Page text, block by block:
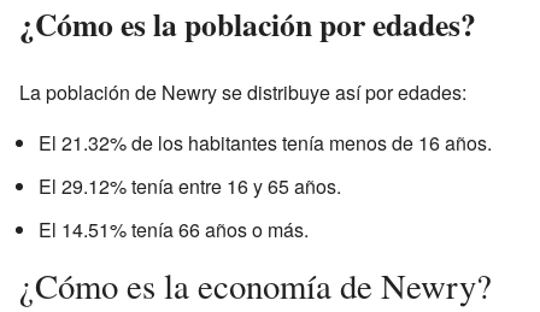
¿Cómo es la población por edades?
La población de Newry se distribuye así por edades:
El 21.32% de los habitantes tenía menos de 16 años.
El 29.12% tenía entre 16 y 65 años.
El 14.51% tenía 66 años o más.
¿Cómo es la economía de Newry?